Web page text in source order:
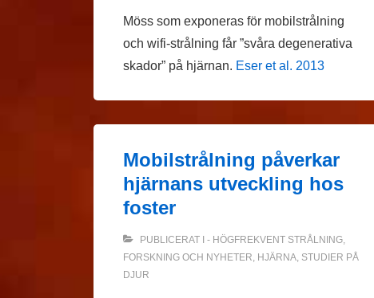
Möss som exponeras för mobilstrålning
och wifi-strålning får ”svåra degenerativa
skador” på hjärnan. Eser et al. 2013
Mobilstrålning påverkar
hjärnans utveckling hos
foster
PUBLICERAT I - HÖGFREKVENT STRÅLNING,
FORSKNING OCH NYHETER HJÄRNA, STUDIER PÅ
DJUR